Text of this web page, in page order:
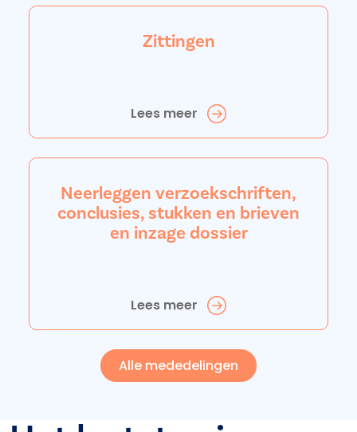
Zittingen
Lees meer
Neerleggen verzoekschriften,
conclusies, stukken en brieven
en inzage dossier
Lees meer
Alle mededelingen